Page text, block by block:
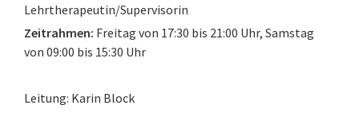
Lehrtherapeutin/Supervisorin
Zeitrahmen: Freitag von 17:30 bis 21:00 Uhr, Samstag
von 09:00 bis 15:30 Uhr
Leitung: Karin Block